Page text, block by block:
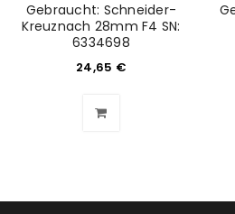
E-Mail-Adresse*
Ein Link zum Erstellen eines
deine E-Mail-Adresse gesendet.
Please select all the ways you
Gebraucht: Schneider-
Kreuznach 28mm F4 SN:
6334698
24,65 €